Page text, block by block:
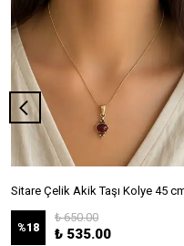
Sitare Çelik Akik Taşı Kolye 45
%18
₺ 650.00
₺ 535.00